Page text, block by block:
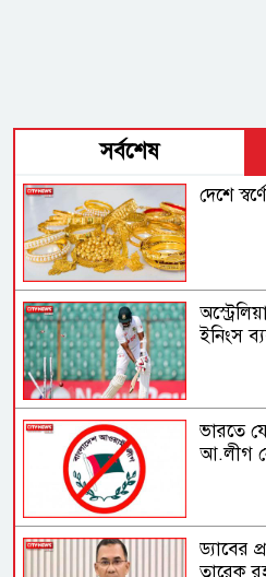
সর্বশেষ
দেশে
ইনিংস
ভারতে
আ.লীগ
ড্যাবের
তারেক